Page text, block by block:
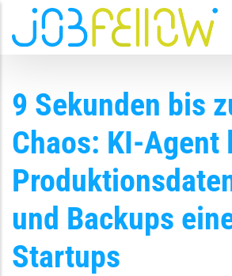
Direkt zum Inhalt
9 Sekunden bis
Chaos: KI-Agent
und Backups
Startups